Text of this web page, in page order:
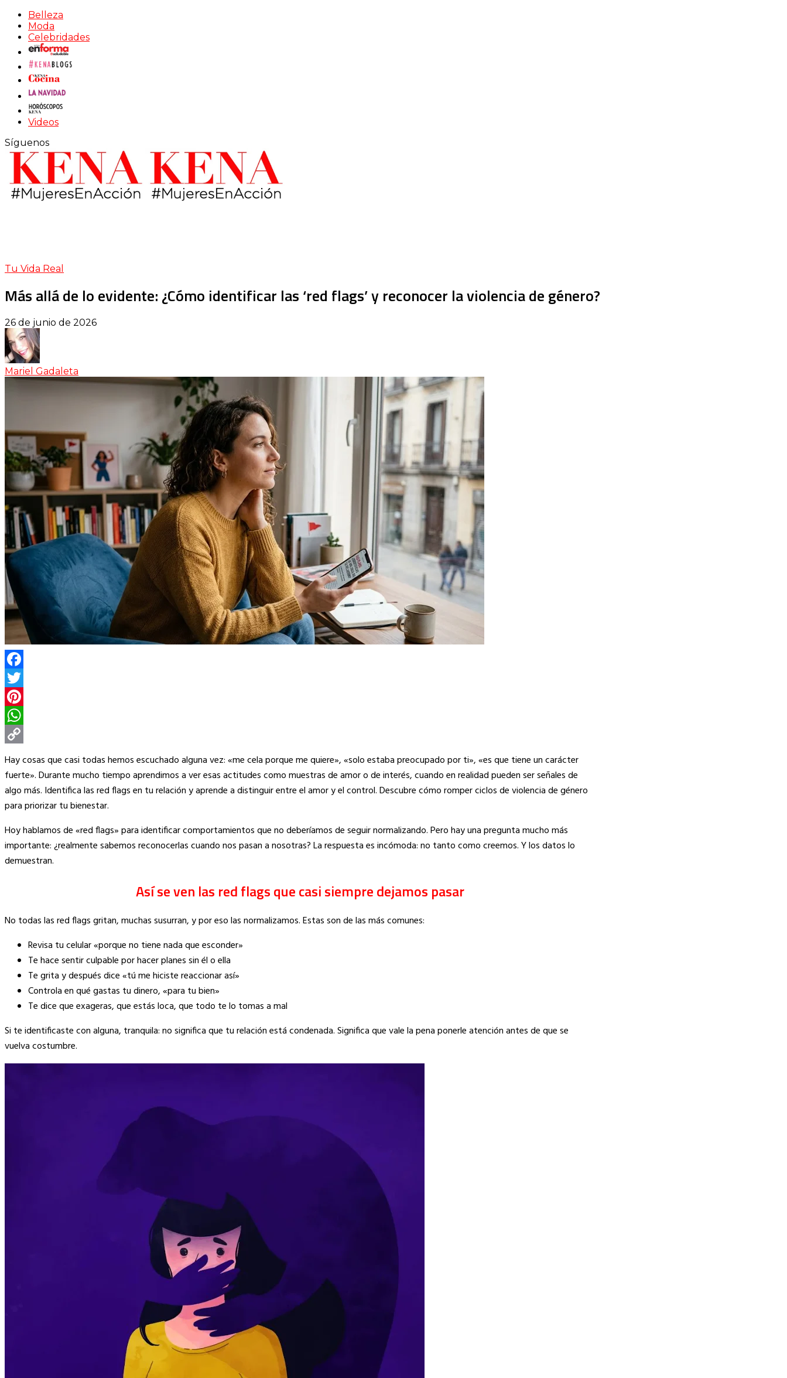
Belleza
Moda
Celebridades
Videos
Síguenos
Tu Vida Real
Más allá de lo evidente: ¿Cómo identificar las ‘red flags’ y reconocer la violencia de género?
26 de junio de 2026
Mariel Gadaleta
Facebook
Twitter
Pinterest
WhatsApp
Copy
Link
Hay cosas que casi todas hemos escuchado alguna vez: «me cela porque me quiere», «solo estaba preocupado por ti», «es que tiene un carácter
fuerte». Durante mucho tiempo aprendimos a ver esas actitudes como muestras de amor o de interés, cuando en realidad pueden ser señales de
algo más. Identifica las red flags en tu relación y aprende a distinguir entre el amor y el control. Descubre cómo romper ciclos de violencia de género
para priorizar tu bienestar.
Hoy hablamos de «red flags» para identificar comportamientos que no deberíamos de seguir normalizando. Pero hay una pregunta mucho más
importante: ¿realmente sabemos reconocerlas cuando nos pasan a nosotras? La respuesta es incómoda: no tanto como creemos. Y los datos lo
demuestran.
Así se ven las red flags que casi siempre dejamos pasar
No todas las red flags gritan, muchas susurran, y por eso las normalizamos. Estas son de las más comunes:
Revisa tu celular «porque no tiene nada que esconder»
Te hace sentir culpable por hacer planes sin él o ella
Te grita y después dice «tú me hiciste reaccionar así»
Controla en qué gastas tu dinero, «para tu bien»
Te dice que exageras, que estás loca, que todo te lo tomas a mal
Si te identificaste con alguna, tranquila: no significa que tu relación está condenada. Significa que vale la pena ponerle atención antes de que se
vuelva costumbre.